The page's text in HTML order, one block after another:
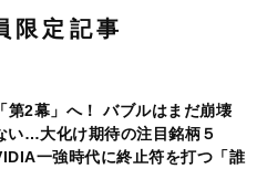
限定記事
第2幕」へ！ バブルはまだ崩壊
い…大化け期待の注目銘柄５
一強時代に終止符を打つ「誰